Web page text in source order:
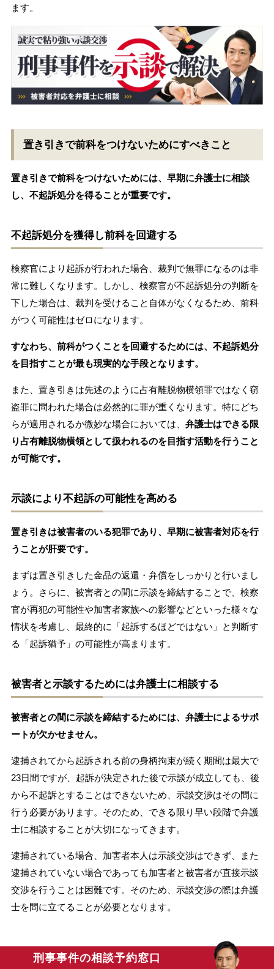
ます。
置き引きで前科をつけないためにすべきこと
置き引きで前科をつけないためには、早期に弁護士に相談
し、不起訴処分を得ることが重要です。
不起訴処分を獲得し前科を回避する
検察官により起訴が行われた場合、裁判で無罪になるのは非
常に難しくなります。しかし、検察官が不起訴処分の判断を
下した場合は、裁判を受けること自体がなくなるため、前科
がつく可能性はゼロになります。
すなわち、前科がつくことを回避するためには、不起訴処分
を目指すことが最も現実的な手段となります。
また、置き引きは先述のように占有離脱物横領罪ではなく窃
盗罪に問われた場合は必然的に罪が重くなります。特にどち
らが適用されるか微妙な場合においては、 弁護士はできる限
り占有離脱物横領として扱われるのを目指す活動を行うこと
が可能です。
示談により不起訴の可能性を高める
置き引きは被害者のいる犯罪であり、早期に被害者対応を行
うことが肝要です。
まずは置き引きした金品の返還・弁償をしっかりと行いまし
ょう。さらに、被害者との間に示談を締結することで、検察
官が再犯の可能性や加害者家族への影響などといった様々な
情状を考慮し、最終的に「起訴するほどではない」と判断す
る「起訴猶予」の可能性が高まります。
被害者と示談するためには弁護士に相談する
被害者との間に示談を締結するためには、弁護士によるサポ
ートが欠かせません。
逮捕されてから起訴される前の身柄拘束が続く期間は最大で
23日間ですが、起訴が決定された後で示談が成立しても、後
から不起訴とすることはできないため、示談交渉はその間に
行う必要があります。そのため、できる限り早い段階で弁護
士に相談することが大切になってきます。
逮捕されている場合、加害者本人は示談交渉はできず、また
逮捕されていない場合であっても加害者と被害者が直接示談
交渉を行うことは困難です。そのため、示談交渉の際は弁護
士を間に立てることが必要となります。
刑事事件の相談予約窓口